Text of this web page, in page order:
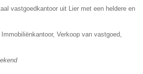
vastgoedkantoor uit Lier met een heldere en
Verkoop van vastgoed,